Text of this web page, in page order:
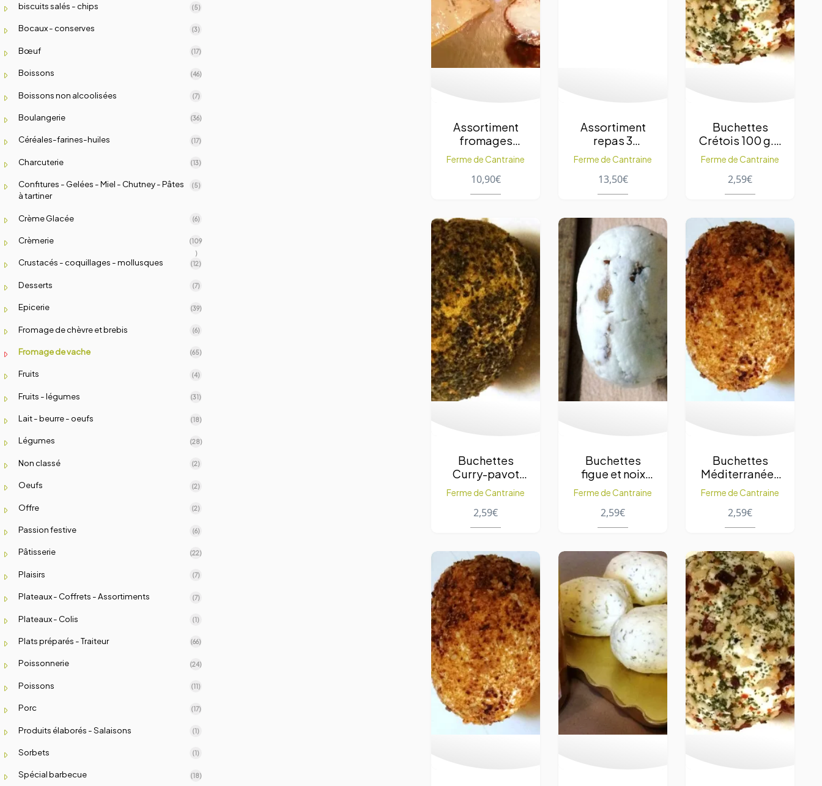
biscuits salés - chips (5)
Bocaux - conserves (3)
Bœuf (17)
Boissons (46)
Boissons non alcoolisées (7)
Boulangerie (36)
Céréales-farines-huiles (17)
Charcuterie (13)
Confitures - Gelées - Miel - Chutney - Pâtes
à tartiner
(5)
Crème Glacée (6)
Crèmerie
(109
)
Crustacés - coquillages - mollusques (12)
Desserts (7)
Epicerie (39)
Fromage de chèvre et brebis (6)
Fromage de vache (65)
Fruits (4)
Fruits - légumes (31)
Lait - beurre - oeufs (18)
Légumes (28)
Non classé (2)
Oeufs (2)
Offre (2)
Passion festive (6)
Pâtisserie (22)
Plaisirs (7)
Plateaux - Coffrets - Assortiments (7)
Plateaux - Colis (1)
Plats préparés - Traiteur (66)
Poissonnerie (24)
Poissons (11)
Porc (17)
Produits élaborés - Salaisons (1)
Sorbets (1)
Spécial barbecue (18)
Assortiment
fromages
dessert 3-4
personnes 450
g.
Ferme de Cantraine
10,90€
Assortiment
repas 3
personnes
600Gr.
Ferme de Cantraine
13,50€
Buchettes
Crétois 100 g. –
1pc
Ferme de Cantraine
2,59€
Buchettes
Curry-pavot
100 g. – 1pc
Ferme de Cantraine
2,59€
Buchettes
figue et noix
100 g. – 1pc
Ferme de Cantraine
2,59€
Buchettes
Méditerranéen
100 g. – 1pc
Ferme de Cantraine
2,59€